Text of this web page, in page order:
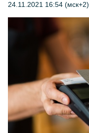
24.11.2021 16:54 (мск+2)